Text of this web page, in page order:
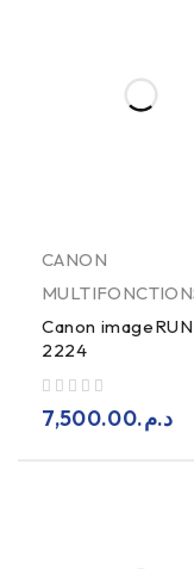
CANON
Canon
2224
د.م.7,500.00